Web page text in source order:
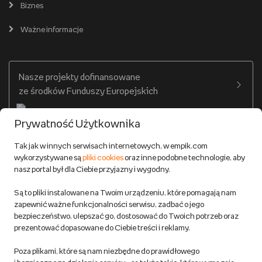
Empik Selfpublishing
Produkty cyfrowe
Biznes
Karty prezentowe
Zakupy hurtowe
Ważne informacje
Cennik dostawy
Zwroty
Reklamacje
Regulamin empik.com
Pozostałe Regulaminy Empiku
Do 100 zł na pierwsze zakupy w aplikacji. Pobierz i
korzystaj z kodów zniżkowych.Dowiedz się więcej
Nasze projekty dofinansowane
ze środków Funduszy Europejskich
Prywatność Użytkownika
Tak jak w innych serwisach internetowych, w empik.com
wykorzystywane sąpliki cookiesoraz inne podobne technologie, aby
nasz portal był dla Ciebie przyjazny i wygodny.
Są to pliki instalowane na Twoim urządzeniu, które pomagają nam
zapewnić ważne funkcjonalności serwisu, zadbać o jego
bezpieczeństwo, ulepszać go, dostosować do Twoich potrzeb oraz
prezentować dopasowane do Ciebie treści i reklamy.
Poza plikami, które są nam niezbędne do prawidłowego